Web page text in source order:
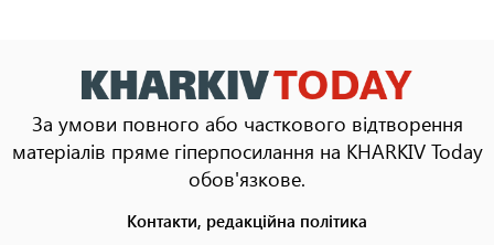
За умови повного або часткового відтворення
матеріалів пряме гіперпосилання на KHARKIV Today
обов'язкове.
Контакти, редакційна політика